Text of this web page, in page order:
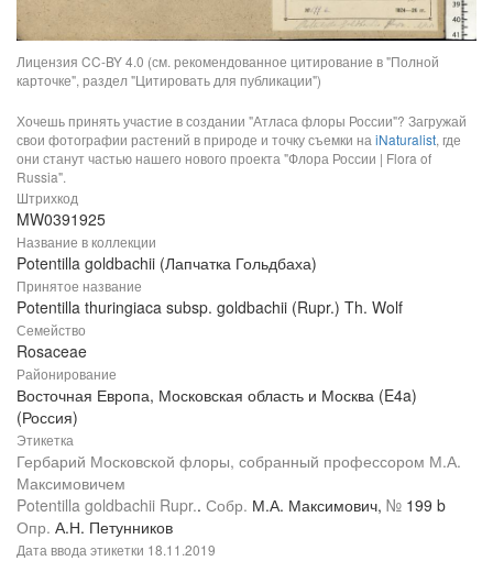
Лицензия CC-BY 4.0 (см. рекомендованное цитирование в "Полной
карточке", раздел "Цитировать для публикации")
Хочешь принять участие в создании "Атласа флоры России"? Загружай
свои фотографии растений в природе и точку съемки наiNaturalist, где
они станут частью нашего нового проекта "Флора России | Flora of
Russia".
Штрихкод
MW0391925
Название в коллекции
Potentilla goldbachii (Лапчатка Гольдбаха)
Принятое название
Potentilla thuringiaca subsp. goldbachii (Rupr.) Th. Wolf
Семейство
Rosaceae
Районирование
Восточная Европа, Московская область и Москва (E4a)
(Россия)
Этикетка
Гербарий Московской флоры, собранный профессором М.А.
Максимовичем
Potentilla goldbachii Rupr.. Собр. М.А. Максимович, № 199 b
Опр. А.Н. Петунников
Дата ввода этикетки 18.11.2019